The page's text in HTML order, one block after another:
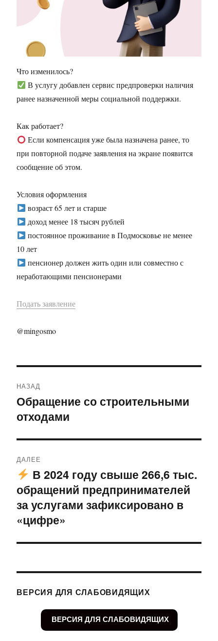
Что изменилось?
В услугу добавлен сервис предпроверки наличия
ранее назначенной меры социальной поддержки.
Как работает?
Если компенсация уже была назначена ранее, то
при повторной подаче заявления на экране появится
сообщение об этом.
Условия оформления
возраст 65 лет и старше
доход менее 18 тысяч рублей
постоянное проживание в Подмосковье не менее
10 лет
пенсионер должен жить один или совместно с
неработающими пенсионерами
Подать заявление
@mingosmo
по
записям
НАЗАД
Предыдущая
запись:
Обращение со строительными
отходами
ДАЛЕЕ
Следующая
запись:
В 2024 году свыше 266,6 тыс.
обращений предпринимателей
за услугами зафиксировано в
«цифре»
ВЕРСИЯ ДЛЯ СЛАБОВИДЯЩИХ
ВЕРСИЯ ДЛЯ СЛАБОВИДЯЩИХ